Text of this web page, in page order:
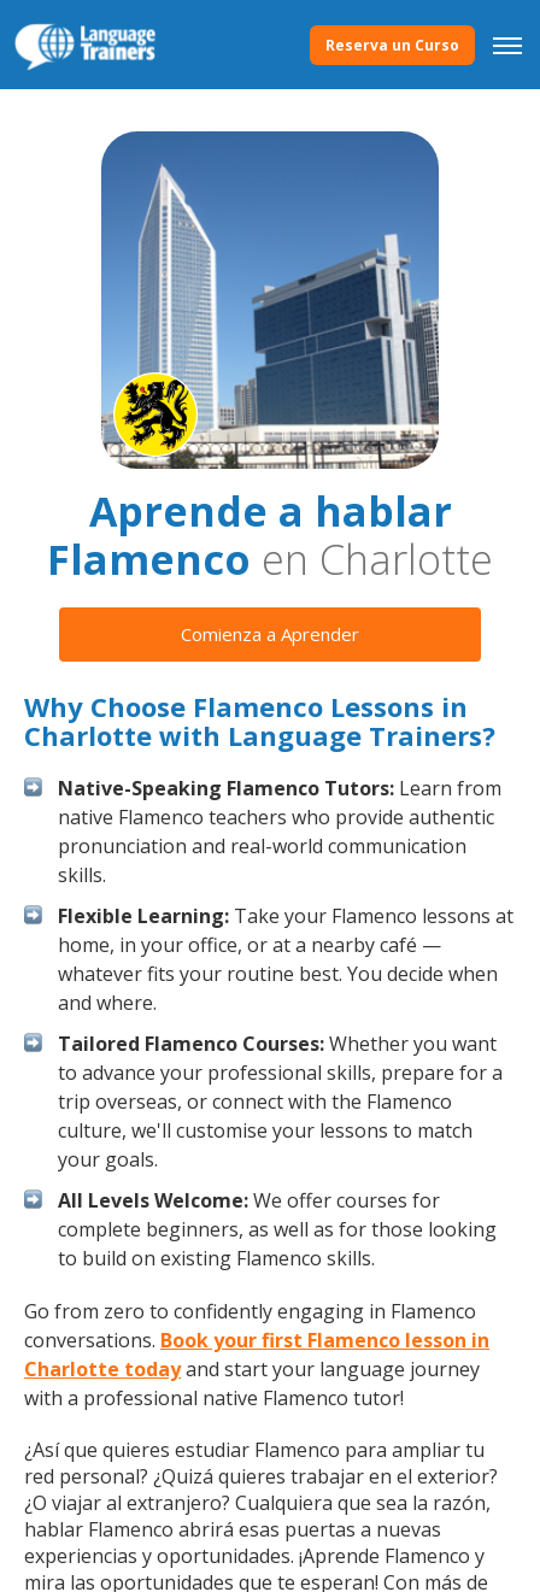
Reserva un Curso
Aprende a hablar
Flamenco en Charlotte
Comienza a Aprender
Why Choose Flamenco Lessons in
Charlotte with Language Trainers?
Native-Speaking Flamenco Tutors: Learn from
native Flamenco teachers who provide authentic
pronunciation and real-world communication
skills.
Flexible Learning: Take your Flamenco lessons at
home, in your office, or at a nearby café —
whatever fits your routine best. You decide when
and where.
Tailored Flamenco Courses:Whether you want
to advance your professional skills, prepare for a
trip overseas, or connect with the Flamenco
culture, we'll customise your lessons to match
your goals.
All Levels Welcome:We offer courses for
complete beginners, as well as for those looking
to build on existing Flamenco skills.
Go from zero to confidently engaging in Flamenco
conversations. Book your first Flamenco lesson in
Charlotte todayand start your language journey
with a professional native Flamenco tutor!
¿Así que quieres estudiar Flamenco para ampliar tu
red personal? ¿Quizá quieres trabajar en el exterior?
¿O viajar al extranjero? Cualquiera que sea la razón,
hablar Flamenco abrirá esas puertas a nuevas
experiencias y oportunidades. ¡Aprende Flamenco y
mira las oportunidades que te esperan! Con más de